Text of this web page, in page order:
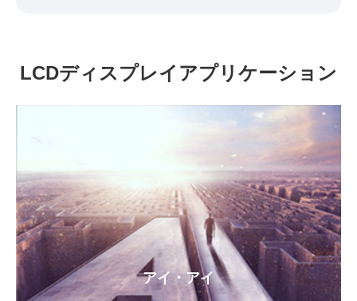
LCDディスプレイアプリケーション
アイ・アイ